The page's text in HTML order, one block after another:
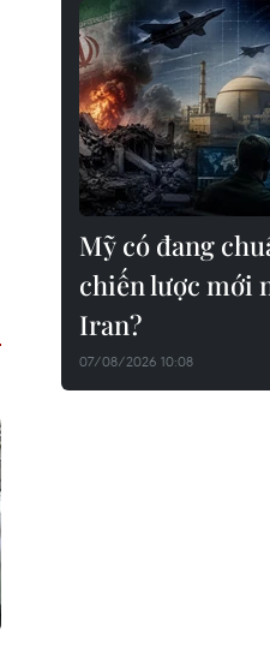
Mỹ có đang
chiến lược mới
Iran?
07/08/2026 10:08